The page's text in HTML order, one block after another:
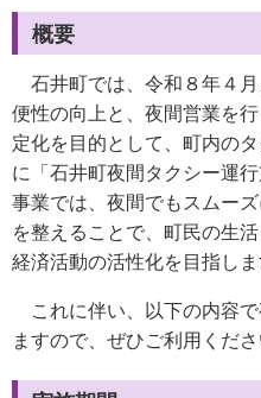
概要
石井町では、令和８年４
便性の向上と、夜間営業を
定化を目的として、町内の
に「石井町夜間タクシー運
事業では、夜間でもスムー
を整えることで、町民の生
経済活動の活性化を目指しま
これに伴い、以下の内容
ますので、ぜひご利用くださ